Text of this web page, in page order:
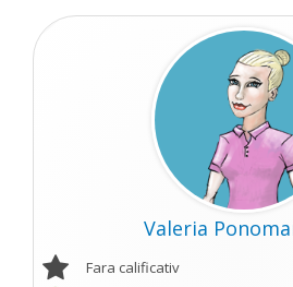
Valeria
Fara calificativ